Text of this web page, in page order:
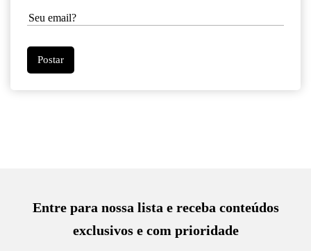
Entre para nossa lista e receba conteúdos
exclusivos e com prioridade